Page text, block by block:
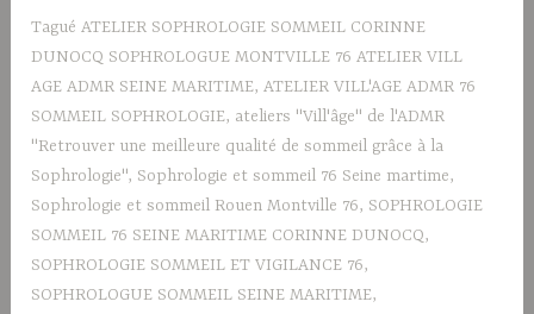
TaguéATELIER SOPHROLOGIE SOMMEIL CORINNE
DUNOCQ SOPHROLOGUE MONTVILLE 76 ATELIER VILL
AGE ADMR SEINE MARITIME,ATELIER VILL'AGE ADMR 76
SOMMEIL SOPHROLOGIE, ateliers "Vill'âge" de l'ADMR
"Retrouver une meilleure qualité de sommeil grâce à la
Sophrologie", Sophrologie et sommeil 76 Seine martime,
Sophrologie et sommeil Rouen Montville 76, SOPHROLOGIE
SOMMEIL 76 SEINE MARITIME CORINNE DUNOCQ,
SOPHROLOGIE SOMMEIL ET VIGILANCE 76,
SOPHROLOGUE SOMMEIL SEINE MARITIME,